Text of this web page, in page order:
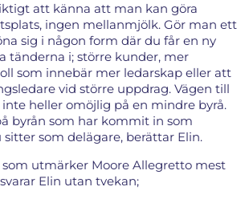
att känna att man kan göra
ingen mellanmjölk. Gör man ett
sig i någon form där du får en ny
tänderna i; större kunder, mer
som innebär mer ledarskap eller att
vid större uppdrag. Vägen till
heller omöjlig på en mindre byrå.
byrån som har kommit in som
sitter som delägare, berättar Elin.
som utmärker Moore Allegretto mest
Elin utan tvekan;